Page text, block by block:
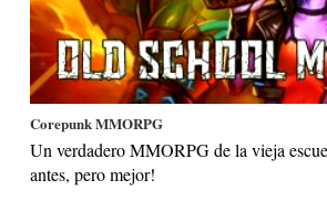
Corepunk MMORPG
Un verdadero MMORPG de la vieja
antes, pero mejor!